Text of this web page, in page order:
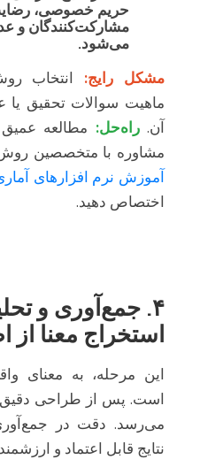
حریم خصوصی،
مشارکت‌کنندگان و
می‌شود.
مشکل رایج: انتخاب
ماهیت سوالات تحقیق یا
آن.راه‌حل: مطالعه
مشاوره با متخصصین
آموزش نرم افزارهای
اختصاص دهید.
۴. جمع‌آوری و
استخراج معنا از
این مرحله، به معنای
است. پس از طراحی
می‌رسد. دقت در
نتایج قابل اعتماد و